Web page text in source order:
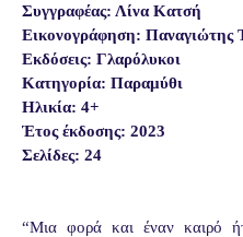
Συγγραφέας: Λίνα Κατσή
Εικονογράφηση: Παναγιώτης
Εκδόσεις: Γλαρόλυκοι
Κατηγορία: Παραμύθι
Ηλικία: 4+
Έτος έκδοσης: 2023
Σελίδες: 24
“Μια φορά και έναν καιρό